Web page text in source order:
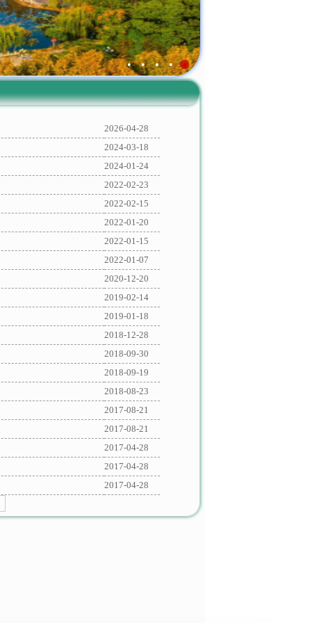
• • • • •
2026-04-28
2024-03-18
2024-01-24
2022-02-23
2022-02-15
2022-01-20
2022-01-15
2022-01-07
2020-12-20
2019-02-14
2019-01-18
2018-12-28
2018-09-30
2018-09-19
2018-08-23
2017-08-21
2017-08-21
2017-04-28
2017-04-28
2017-04-28